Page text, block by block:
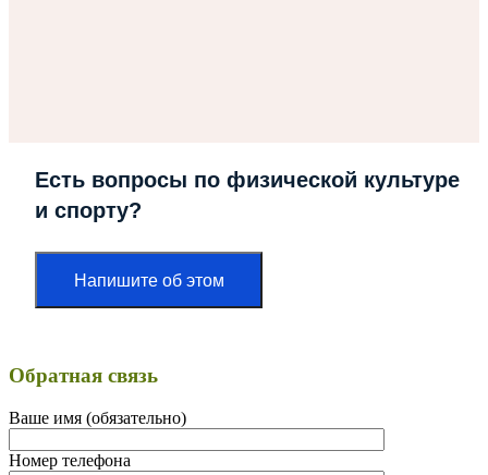
Есть вопросы по физической культуре
и спорту?
Напишите об этом
Обратная связь
Ваше имя (обязательно)
Номер телефона